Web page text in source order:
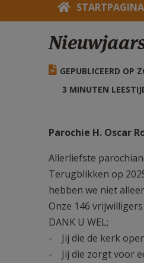
STARTPAGINA
GEPUBLICEERD OP
3 MINUTEN
Parochie H. Oscar
Allerliefste
Terugblikken op
hebben we niet
Onze 146
DANK U WEL;
- Jij die de kerk
- Jij die zorgt voor